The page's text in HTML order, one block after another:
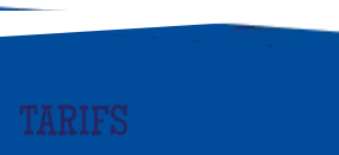
TARIFS